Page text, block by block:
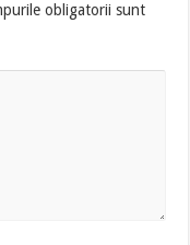
obligatorii sunt